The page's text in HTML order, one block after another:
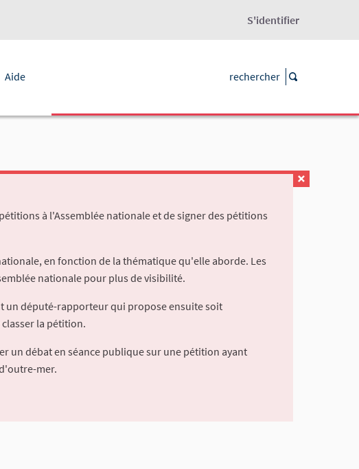
S'identifier
Aide
à l'Assemblée nationale et de signer des pétitions
en fonction de la thématique qu'elle aborde. Les
nationale pour plus de visibilité.
un député-rapporteur qui propose ensuite soit
la pétition.
un débat en séance publique sur une pétition ayant
mer.